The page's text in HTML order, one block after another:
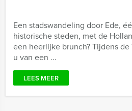
Een stadswandeling door Ede,
historische steden, met de
een heerlijke brunch? Tijdens
u van een ...
LEES MEER